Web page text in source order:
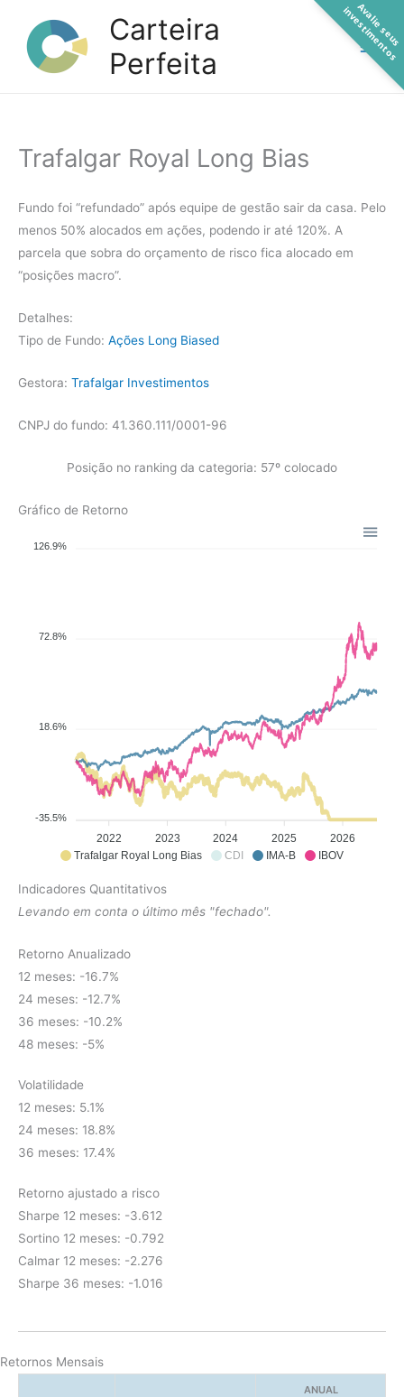
conteúdo
Carteira
Perfeita
Trafalgar Royal Long Bias
Fundo foi “refundado” após equipe de gestão sair da casa. Pelo
menos 50% alocados em ações, podendo ir até 120%. A
parcela que sobra do orçamento de risco fica alocado em
“posições macro”.
Detalhes:
Tipo de Fundo: Ações Long Biased
Gestora: Trafalgar Investimentos
CNPJ do fundo: 41.360.111/0001-96
Posição no ranking da categoria: 57º colocado
Gráfico de Retorno
Trafalgar Royal Long Bias CDI IMA-B IBOV
126.9%
72.8%
18.6%
-35.5%
2022 2023 2024 2025 2026
Indicadores Quantitativos
Levando em conta o último mês "fechado".
Retorno Anualizado
12 meses: -16.7%
24 meses: -12.7%
36 meses: -10.2%
48 meses: -5%
Volatilidade
12 meses: 5.1%
24 meses: 18.8%
36 meses: 17.4%
Retorno ajustado a risco
Sharpe 12 meses: -3.612
Sortino 12 meses: -0.792
Calmar 12 meses: -2.276
Sharpe 36 meses: -1.016
Retornos Mensais
ANUAL
A
v
a
l
i
e
s
e
u
s
i
n
v
e
s
t
i
m
e
n
t
o
s